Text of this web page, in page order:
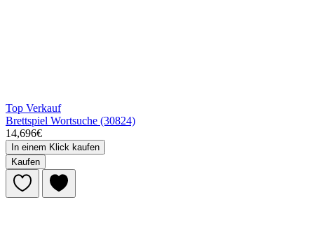
Top Verkauf
Brettspiel Wortsuche (30824)
14,696€
In einem Klick kaufen
Kaufen